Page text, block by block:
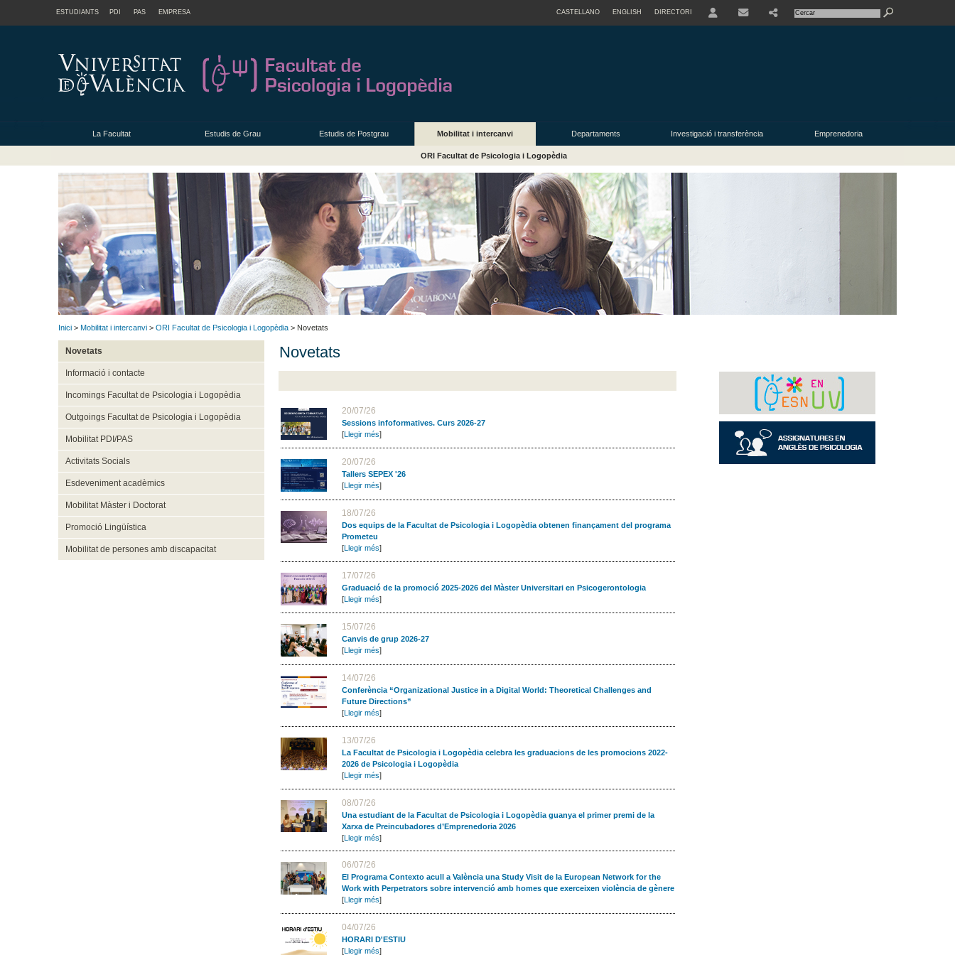
ESTUDIANTS PDI PAS EMPRESA CASTELLANO ENGLISH DIRECTORI
La Facultat Estudis de Grau Estudis de Postgrau Mobilitat i intercanvi Departaments Investigació i transferència Emprenedoria
ORI Facultat de Psicologia i Logopèdia
Inici > Mobilitat i intercanvi > ORI Facultat de Psicologia i Logopèdia > Novetats
Novetats
Informació i contacte
Incomings Facultat de Psicologia i Logopèdia
Outgoings Facultat de Psicologia i Logopèdia
Mobilitat PDI/PAS
Activitats Socials
Esdeveniment acadèmics
Mobilitat Màster i Doctorat
Promoció Lingüística
Mobilitat de persones amb discapacitat
Novetats
20/07/26
Sessions infoformatives. Curs 2026-27
[Llegir més]
20/07/26
Tallers SEPEX '26
[Llegir més]
18/07/26
Dos equips de la Facultat de Psicologia i Logopèdia obtenen finançament del programa
Prometeu
[ Llegir més]
17/07/26
Graduació de la promoció 2025-2026 del Màster Universitari en Psicogerontologia
[Llegir més]
15/07/26
Canvis de grup 2026-27
[Llegir més]
14/07/26
Conferència “Organizational Justice in a Digital World: Theoretical Challenges and
Future Directions”
[ Llegir més]
13/07/26
La Facultat de Psicologia i Logopèdia celebra les graduacions de les promocions 2022-
2026 de Psicologia i Logopèdia
[Llegir més]
08/07/26
Una estudiant de la Facultat de Psicologia i Logopèdia guanya el primer premi de la
Xarxa de Preincubadores d’Emprenedoria 2026
[Llegir més]
06/07/26
El Programa Contexto acull a València una Study Visit de la European Network for the
Work with Perpetrators sobre intervenció amb homes que exerceixen violència de gènere
[Llegir més]
04/07/26
HORARI D'ESTIU
[Llegir més]